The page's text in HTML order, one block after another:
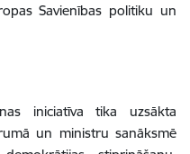
Savienības politiku un
iniciatīva tika uzsākta
un ministru sanāksmē